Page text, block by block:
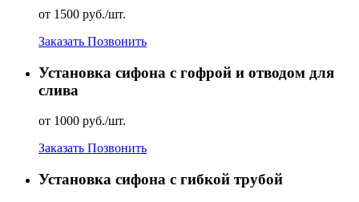
от 1500 руб./шт.
Заказать Позвонить
Установка сифона с гофрой и отводом для
слива
от 1000 руб./шт.
Заказать Позвонить
Установка сифона с гибкой трубой